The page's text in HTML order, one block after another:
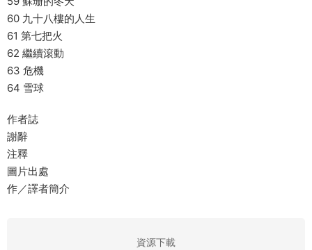
60 九十八樓的人生
61 第七把火
62 繼續滾動
63 危機
64 雪球
作者誌
謝辭
注釋
圖片出處
作／譯者簡介
資源下載